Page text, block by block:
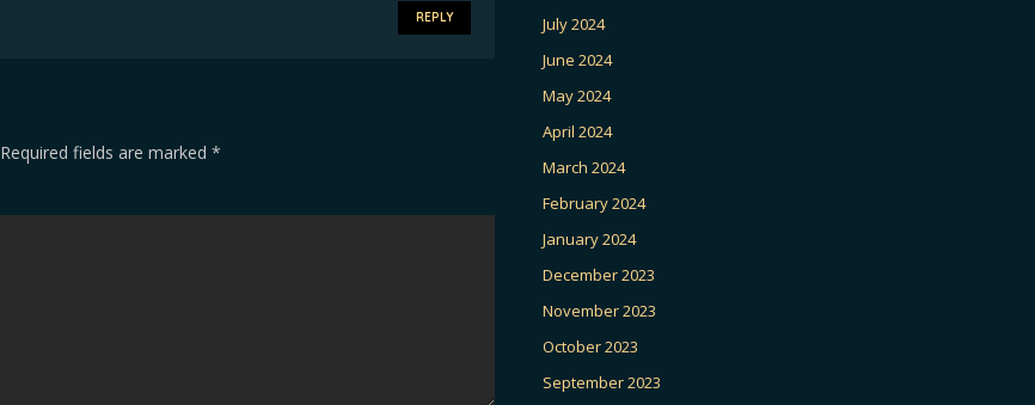
REPLY
Required fields are marked *
July 2024
June 2024
May 2024
April 2024
March 2024
February 2024
January 2024
December 2023
November 2023
October 2023
September 2023